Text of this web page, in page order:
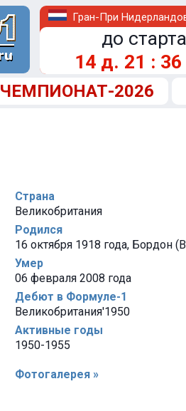
Гран-При
до
14 д. 21 : 36
ЧЕМПИОНАТ-2026
Страна
Великобритания
Родился
16 октября 1918 года, Бордон
Умер
06 февраля 2008 года
Дебют в Формуле-1
Великобритания'1950
Активные годы
1950-1955
Фотогалерея »